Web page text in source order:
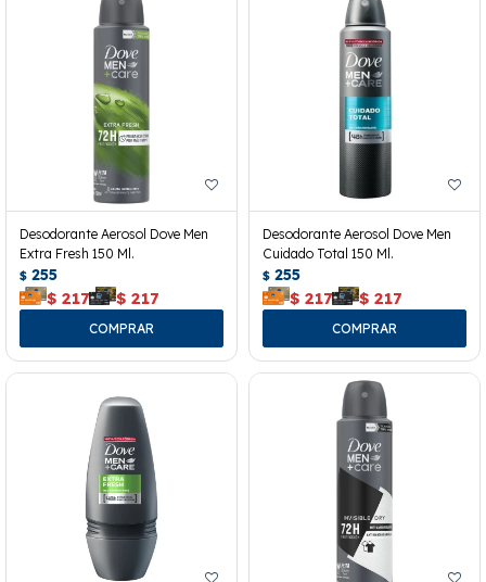
Desodorante Aerosol Dove Men
Extra Fresh 150 Ml.
$ 255
$ 217 $ 217
Desodorante Aerosol Dove Men
Cuidado Total 150 Ml.
$ 255
$ 217 $ 217